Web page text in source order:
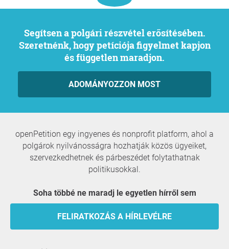
Segítsen a polgári részvétel erősítésében.
Szeretnénk, hogy petíciója figyelmet kapjon
és független maradjon.
ADOMÁNYOZZON MOST
openPetition egy ingyenes és nonprofit platform, ahol a
polgárok nyilvánosságra hozhatják közös ügyeiket,
szervezkedhetnek és párbeszédet folytathatnak
politikusokkal.
Soha többé ne maradj le egyetlen hírről sem
FELIRATKOZÁS A HÍRLEVÉLRE